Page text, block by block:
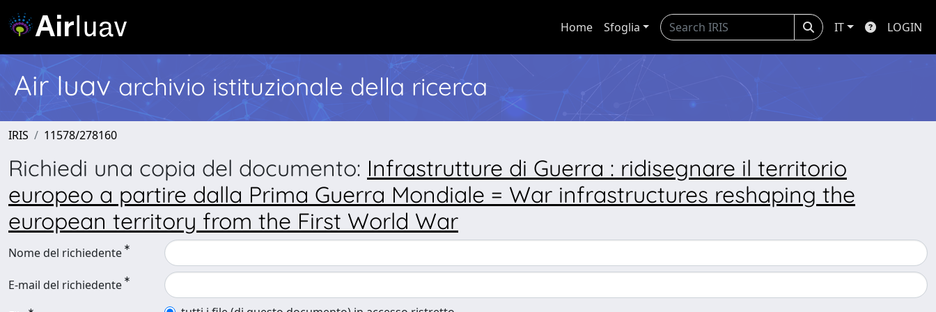
Home Sfoglia IT LOGIN
Air Iuav archivio istituzionale della ricerca
IRIS 11578/278160
Richiedi una copia del documento: Infrastrutture di Guerra : ridisegnare il territorio
europeo a partire dalla Prima Guerra Mondiale = War infrastructures reshaping the
european territory from the First World War
Nome del richiedente
E-mail del richiedente